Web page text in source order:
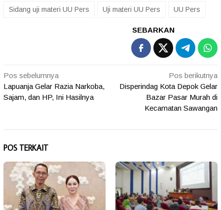
Sidang uji materi UU Pers Uji materi UU Pers UU Pers
SEBARKAN
Navigasi
pos
Pos sebelumnya
Lapuanja Gelar Razia Narkoba,
Sajam, dan HP, Ini Hasilnya
Pos berikutnya
Disperindag Kota Depok Gelar
Bazar Pasar Murah di
Kecamatan Sawangan
POS TERKAIT